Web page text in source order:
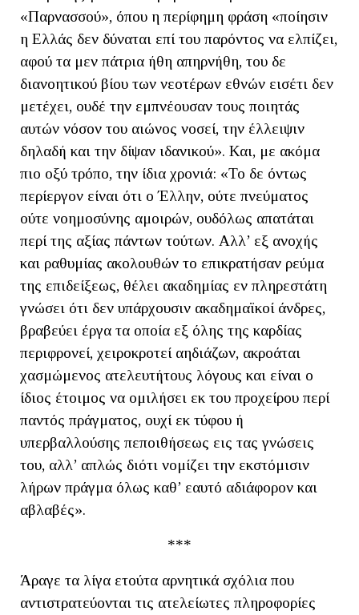
«Παρνασσού», όπου η περίφημη φράση «ποίησιν
η Ελλάς δεν δύναται επί του παρόντος να ελπίζει,
αφού τα μεν πάτρια ήθη απηρνήθη, του δε
διανοητικού βίου των νεοτέρων εθνών εισέτι δεν
μετέχει, ουδέ την εμπνέουσαν τους ποιητάς
αυτών νόσον του αιώνος νοσεί, την έλλειψιν
δηλαδή και την δίψαν ιδανικού». Και, με ακόμα
πιο οξύ τρόπο, την ίδια χρονιά: «Το δε όντως
περίεργον είναι ότι ο Έλλην, ούτε πνεύματος
ούτε νοημοσύνης αμοιρών, ουδόλως απατάται
περί της αξίας πάντων τούτων. Αλλ’ εξ ανοχής
και ραθυμίας ακολουθών το επικρατήσαν ρεύμα
της επιδείξεως, θέλει ακαδημίας εν πληρεστάτη
γνώσει ότι δεν υπάρχουσιν ακαδημαϊκοί άνδρες,
βραβεύει έργα τα οποία εξ όλης της καρδίας
περιφρονεί, χειροκροτεί αηδιάζων, ακροάται
χασμώμενος ατελευτήτους λόγους και είναι ο
ίδιος έτοιμος να ομιλήσει εκ του προχείρου περί
παντός πράγματος, ουχί εκ τύφου ή
υπερβαλλούσης πεποιθήσεως εις τας γνώσεις
του, αλλ’ απλώς διότι νομίζει την εκστόμισιν
λήρων πράγμα όλως καθ’ εαυτό αδιάφορον και
αβλαβές».
***
Άραγε τα λίγα ετούτα αρνητικά σχόλια που
αντιστρατεύονται τις ατελείωτες πληροφορίες